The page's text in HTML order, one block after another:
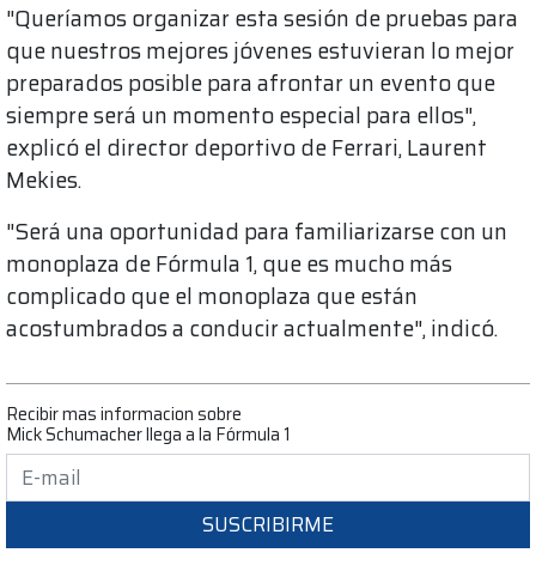
"Queríamos organizar esta sesión de pruebas para
que nuestros mejores jóvenes estuvieran lo mejor
preparados posible para afrontar un evento que
siempre será un momento especial para ellos",
explicó el director deportivo de Ferrari, Laurent
Mekies.
"Será una oportunidad para familiarizarse con un
monoplaza de Fórmula 1, que es mucho más
complicado que el monoplaza que están
acostumbrados a conducir actualmente", indicó.
Recibir mas informacion sobre
Mick Schumacher llega a la Fórmula 1
SUSCRIBIRME